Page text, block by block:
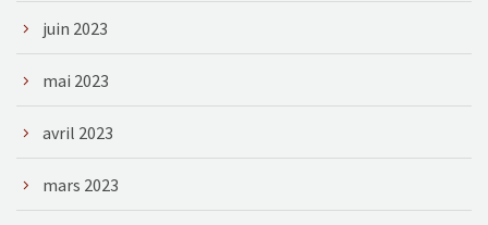
juin 2023
mai 2023
avril 2023
mars 2023